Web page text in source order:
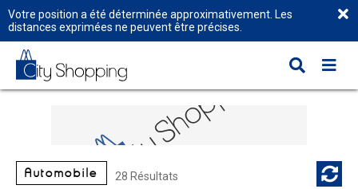
Votre position a été déterminée approximativement. Les
distances exprimées ne peuvent être précises.
Automobile 28 Résultats